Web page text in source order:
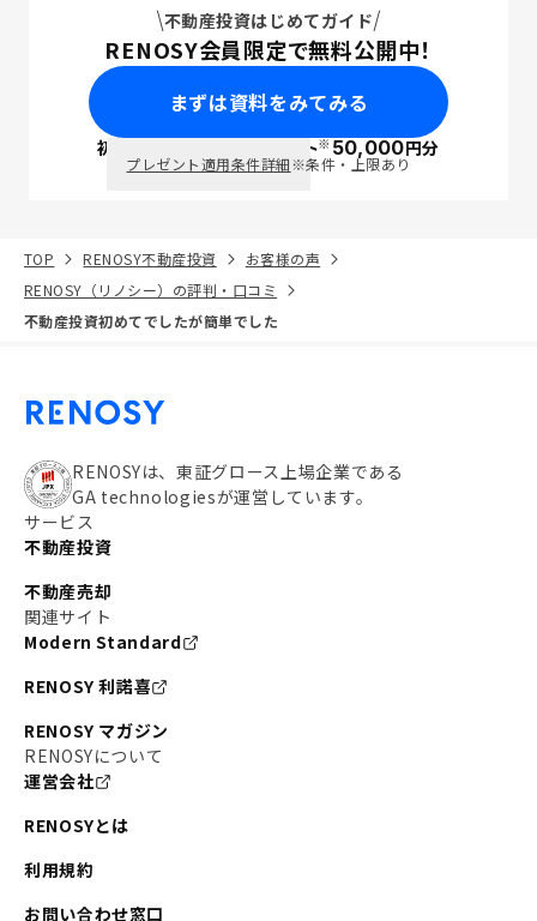
不動産投資はじめてガイド
RENOSY会員限定で無料公開中！
まずは資料をみてみる
初回面談で ポイント※50,000円分
プレゼント適用条件詳細※条件・上限あり
TOP RENOSY不動産投資
お客様の声
RENOSY（リノシー）の評判・口コミ
不動産投資初めてでしたが簡単でした
RENOSYは、東証グロース上場企業である
GA technologiesが運営しています。
サービス
不動産投資
不動産売却
関連サイト
Modern Standard
RENOSY 利諾喜
RENOSY マガジン
RENOSYについて
運営会社
RENOSYとは
利用規約
お問い合わせ窓口